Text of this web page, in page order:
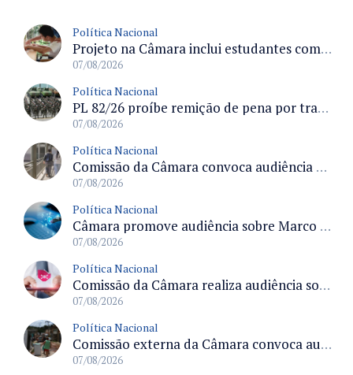
Política Nacional
Projeto na Câmara inclui estudantes com deficiência no regime escolar especial da LDB e estabelece critérios para frequência
07/08/2026
Política Nacional
PL 82/26 proíbe remição de pena por trabalho em funções militares para condenados por crimes contra o Estado Democrático de Direito
07/08/2026
Política Nacional
Comissão da Câmara convoca audiência para discutir misoginia nas escolas e universidades após divulgação de listas misóginas
07/08/2026
Política Nacional
Câmara promove audiência sobre Marco de Fomento à Economia Digital e impactos da inteligência artificial
07/08/2026
Política Nacional
Comissão da Câmara realiza audiência sobre apostas online para medir o tamanho do mercado ilegal
07/08/2026
Política Nacional
Comissão externa da Câmara convoca audiência pública sobre chuvas na Zona da Mata de Minas Gerais e impactos em Juiz de Fora
07/08/2026